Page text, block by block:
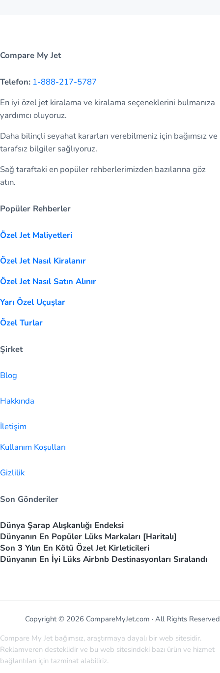
Compare My Jet
Telefon: 1-888-217-5787
En iyi özel jet kiralama ve kiralama seçeneklerini bulmanıza
yardımcı oluyoruz.
Daha bilinçli seyahat kararları verebilmeniz için bağımsız ve
tarafsız bilgiler sağlıyoruz.
Sağ taraftaki en popüler rehberlerimizden bazılarına göz
atın.
Popüler Rehberler
Özel Jet Maliyetleri
Özel Jet Nasıl Kiralanır
Özel Jet Nasıl Satın Alınır
Yarı Özel Uçuşlar
Özel Turlar
Şirket
Blog
Hakkında
İletişim
Kullanım Koşulları
Gizlilik
Son Gönderiler
Dünya Şarap Alışkanlığı Endeksi
Dünyanın En Popüler Lüks Markaları [Haritalı]
Son 3 Yılın En Kötü Özel Jet Kirleticileri
Dünyanın En İyi Lüks Airbnb Destinasyonları Sıralandı
Copyright © 2026 CompareMyJet.com · All Rights Reserved
Compare My Jet bağımsız, araştırmaya dayalı bir web sitesidir.
Reklamveren desteklidir ve bu web sitesindeki bazı ürün ve hizmet
bağlantıları için tazminat alabiliriz.